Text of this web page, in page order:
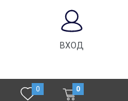
ВХОД
0 0